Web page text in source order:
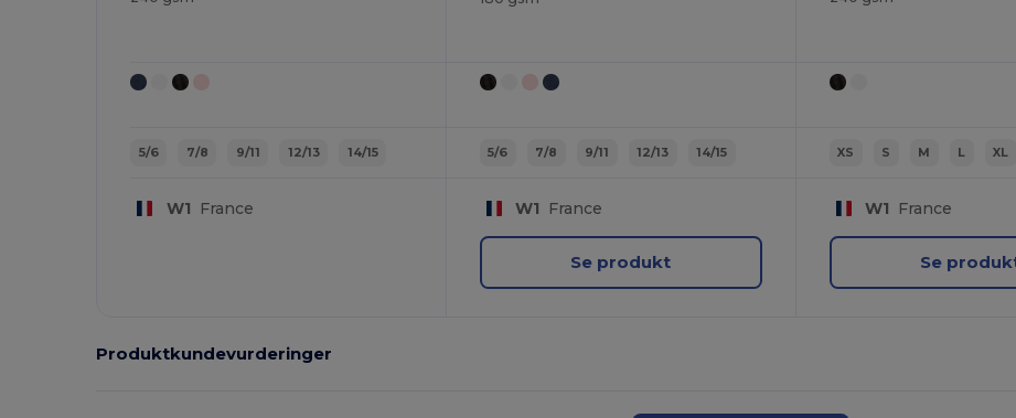
5/6 7/8 9/11 12/13 14/15
W1 France
5/6 7/8 9/11 12/13 14/15
W1 France
Se produkt
XS S M L XL
W1 France
Se
Produktkundevurderinger